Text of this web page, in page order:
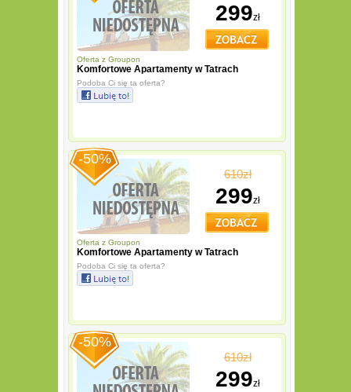
Oferta z Groupon
Komfortowe Apartamenty w Tatrach
Podoba Ci się ta oferta?
299zł
-50%
Oferta z Groupon
Komfortowe Apartamenty w Tatrach
Podoba Ci się ta oferta?
610zł
299zł
-50%
610zł
299zł